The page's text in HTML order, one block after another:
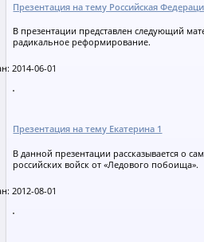
Презентация на тему Российская
В презентации представлен следующий
радикальное реформирование.
2014-06-01
Презентация на тему Екатерина 1
В данной презентации рассказывается о
российских войск от «Ледового побоища».
2012-08-01